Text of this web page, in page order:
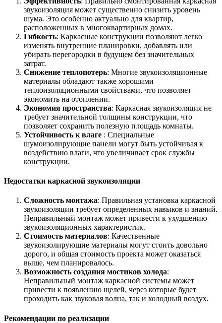
звукоизоляция может существенно снизить уровень
шума. Это особенно актуально для квартир,
расположенных в многоквартирных домах.
Гибкость: Каркасные конструкции позволяют легко
изменять внутренние планировки, добавлять или
убирать перегородки в будущем без значительных
затрат.
Снижение теплопотерь: Многие звукоизоляционные
материалы обладают также хорошими
теплоизоляционными свойствами, что позволяет
экономить на отоплении.
Экономия пространства: Каркасная звукоизоляция не
требует значительной толщины конструкции, что
позволяет сохранить полезную площадь комнаты.
Устойчивость к влагe : Специальные
шумоизолирующие панели могут быть устойчивая к
воздействию влаги, что увеличивает срок службы
конструкции.
Недостатки каркасной звукоизоляции
Сложность монтажа: Правильная установка каркасной
звукоизоляции требует определенных навыков и знаний.
Неправильный монтаж может привести к ухудшению
звукоизоляционных характеристик.
Стоимость материалов: Качественные
звукоизолирующие материалы могут стоить довольно
дорого, и общая стоимость проекта может оказаться
выше, чем планировалось.
Возможность создания мостиков холода:
Неправильный монтаж каркасной системы может
привести к появлению щелей, через которые будет
проходить как звуковая волна, так и холодный воздух.
Рекомендации по реализации